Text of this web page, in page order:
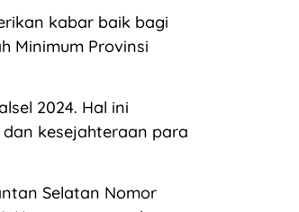
kabar baik bagi
Minimum Provinsi
2024. Hal ini
kesejahteraan para
Selatan Nomor